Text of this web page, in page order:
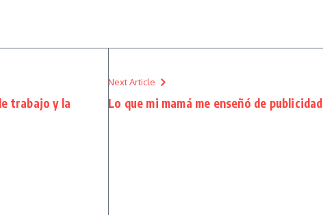
trabajo y la
Next Article
Lo que mi mamá me enseñó de publicidad